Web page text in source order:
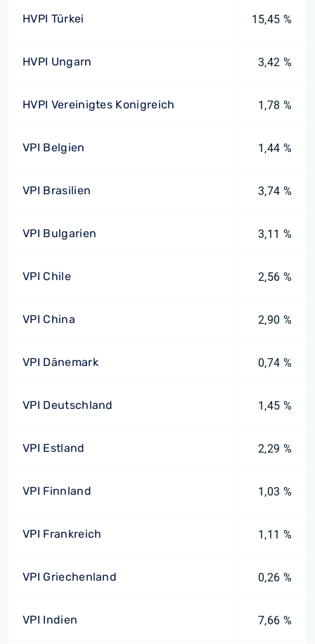
HVPI Türkei 15,45 %
HVPI Ungarn 3,42 %
HVPI Vereinigtes Konigreich 1,78 %
VPI Belgien 1,44 %
VPI Brasilien 3,74 %
VPI Bulgarien 3,11 %
VPI Chile 2,56 %
VPI China 2,90 %
VPI Dänemark 0,74 %
VPI Deutschland 1,45 %
VPI Estland 2,29 %
VPI Finnland 1,03 %
VPI Frankreich 1,11 %
VPI Griechenland 0,26 %
VPI Indien 7,66 %